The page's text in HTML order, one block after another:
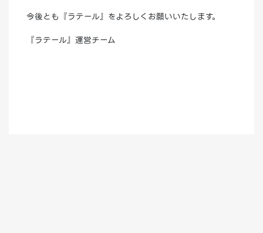
今後とも『ラテール』をよろしくお願いいたします。
『ラテール』運営チーム